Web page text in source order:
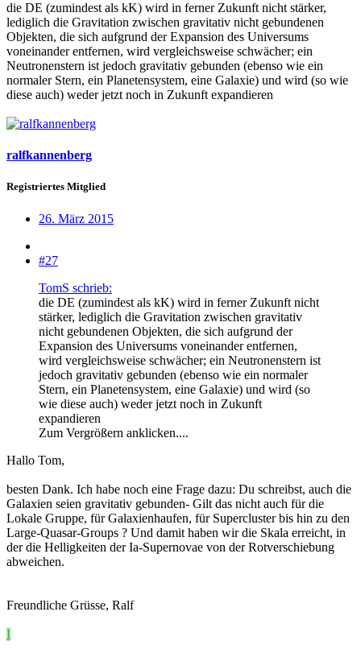
die DE (zumindest als kK) wird in ferner Zukunft nicht stärker,
lediglich die Gravitation zwischen gravitativ nicht gebundenen
Objekten, die sich aufgrund der Expansion des Universums
voneinander entfernen, wird vergleichsweise schwächer; ein
Neutronenstern ist jedoch gravitativ gebunden (ebenso wie ein
normaler Stern, ein Planetensystem, eine Galaxie) und wird (so wie
diese auch) weder jetzt noch in Zukunft expandieren
ralfkannenberg
Registriertes Mitglied
26. März 2015
#27
TomS schrieb:
die DE (zumindest als kK) wird in ferner Zukunft nicht
stärker, lediglich die Gravitation zwischen gravitativ
nicht gebundenen Objekten, die sich aufgrund der
Expansion des Universums voneinander entfernen,
wird vergleichsweise schwächer; ein Neutronenstern ist
jedoch gravitativ gebunden (ebenso wie ein normaler
Stern, ein Planetensystem, eine Galaxie) und wird (so
wie diese auch) weder jetzt noch in Zukunft
expandieren
Zum Vergrößern anklicken....
Hallo Tom,
besten Dank. Ich habe noch eine Frage dazu: Du schreibst, auch die
Galaxien seien gravitativ gebunden- Gilt das nicht auch für die
Lokale Gruppe, für Galaxienhaufen, für Supercluster bis hin zu den
Large-Quasar-Groups ? Und damit haben wir die Skala erreicht, in
der die Helligkeiten der Ia-Supernovae von der Rotverschiebung
abweichen.
Freundliche Grüsse, Ralf
I